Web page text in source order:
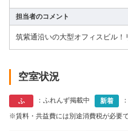
担当者のコメント
筑紫通沿いの大型オフィスビル！
空室状況
ふ ：ふれんず掲載中 新着
※賃料・共益費には別途消費税が必要で